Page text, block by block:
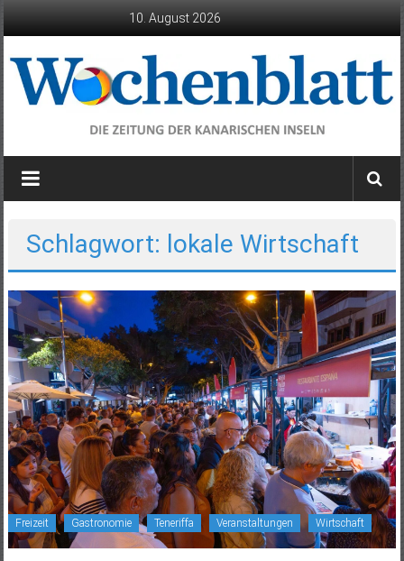
10. August 2026
Wochenblatt
die
Kanarischen
Inseln
Schlagwort: lokale Wirtschaft
Freizeit Gastronomie Teneriffa Veranstaltungen Wirtschaft